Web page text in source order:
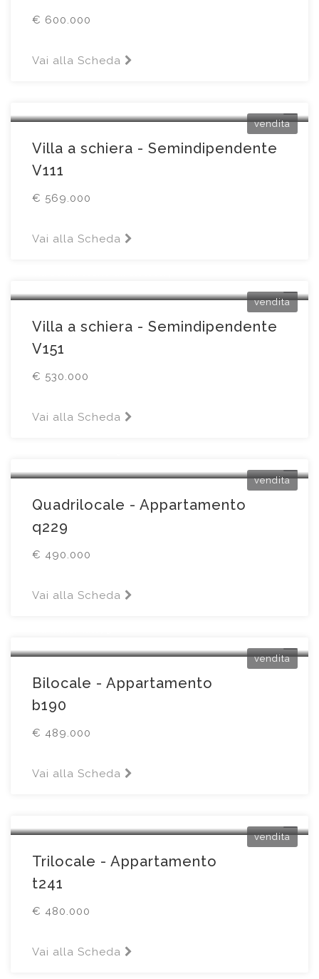
€ 600.000
Vai alla Scheda
vendita
Villa a schiera - Semindipendente
V111
€ 569.000
Vai alla Scheda
vendita
Villa a schiera - Semindipendente
V151
€ 530.000
Vai alla Scheda
vendita
Quadrilocale - Appartamento
q229
€ 490.000
Vai alla Scheda
vendita
Bilocale - Appartamento
b190
€ 489.000
Vai alla Scheda
vendita
Trilocale - Appartamento
t241
€ 480.000
Vai alla Scheda